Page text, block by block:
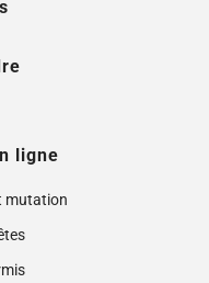
ligne
mutation